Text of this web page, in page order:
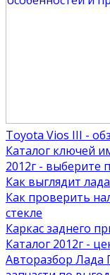
Toyota Vios III -
Каталог ключей
2012г - выберите
Как выглядит
Как проверить
стекле
Каркас заднего
Каталог 2012г -
Авторазбор Лада